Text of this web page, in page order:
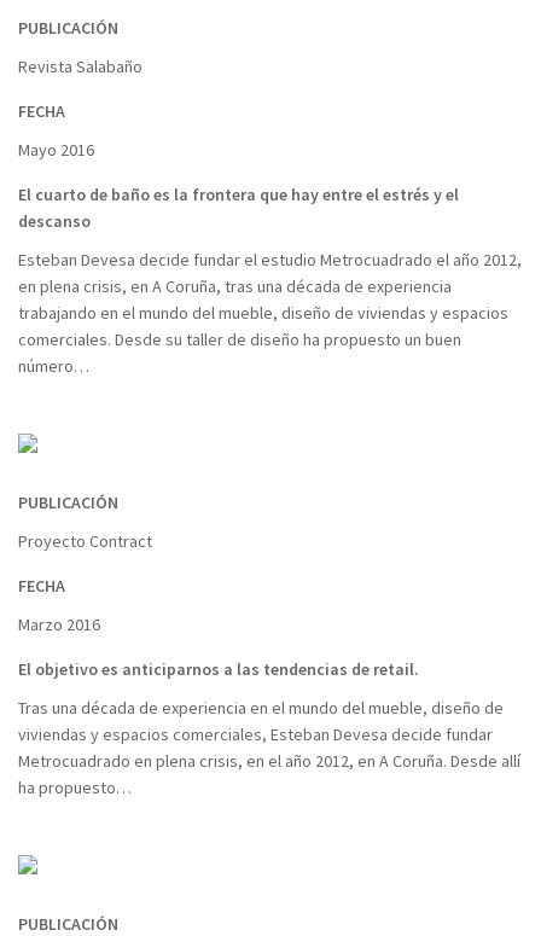
PUBLICACIÓN
Revista Salabaño
FECHA
Mayo 2016
El cuarto de baño es la frontera que hay entre el estrés y el
descanso
Esteban Devesa decide fundar el estudio Metrocuadrado el año 2012,
en plena crisis, en A Coruña, tras una década de experiencia
trabajando en el mundo del mueble, diseño de viviendas y espacios
comerciales. Desde su taller de diseño ha propuesto un buen
número…
PUBLICACIÓN
Proyecto Contract
FECHA
Marzo 2016
El objetivo es anticiparnos a las tendencias de retail.
Tras una década de experiencia en el mundo del mueble, diseño de
viviendas y espacios comerciales, Esteban Devesa decide fundar
Metrocuadrado en plena crisis, en el año 2012, en A Coruña. Desde allí
ha propuesto…
PUBLICACIÓN